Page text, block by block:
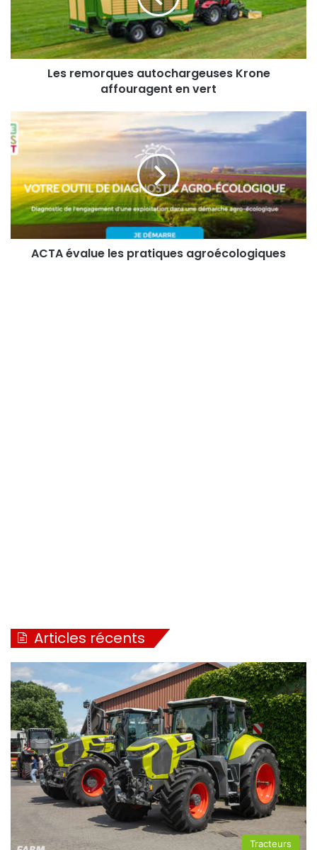
en
vert
Les remorques autochargeuses Krone
affouragent en vert
ACTA
évalue
les
agroécologiques
ACTA évalue les pratiques agroécologiques
Articles récents
Tracteurs